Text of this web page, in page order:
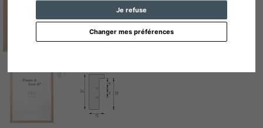
Je refuse
Changer mes préférences